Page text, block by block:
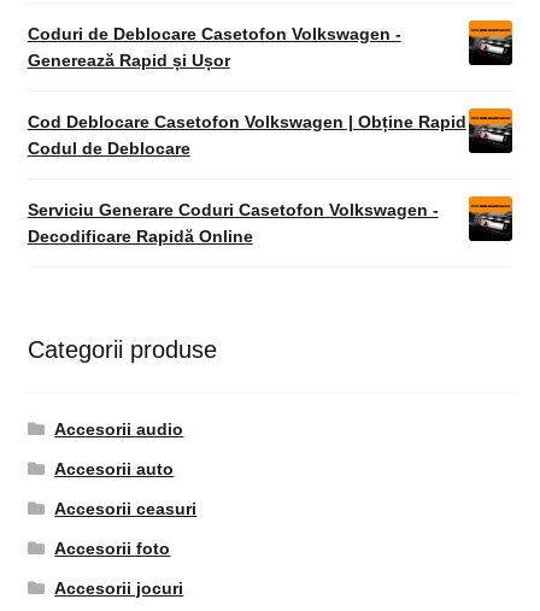
Coduri de Deblocare Casetofon Volkswagen -
Generează Rapid și Ușor
Cod Deblocare Casetofon Volkswagen | Obține Rapid
Codul de Deblocare
Serviciu Generare Coduri Casetofon Volkswagen -
Decodificare Rapidă Online
Categorii produse
Accesorii audio
Accesorii auto
Accesorii ceasuri
Accesorii foto
Accesorii jocuri